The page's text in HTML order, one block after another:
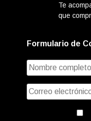
Te
que
Formulario de